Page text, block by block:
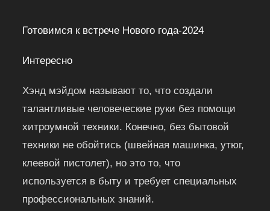
Готовимся к встрече Нового года-2024
Интересно
Хэнд мэйдом называют то, что создали
талантливые человеческие руки без помощи
хитроумной техники. Конечно, без бытовой
техники не обойтись (швейная машинка, утюг,
клеевой пистолет), но это то, что
используется в быту и требует специальных
профессиональных знаний.